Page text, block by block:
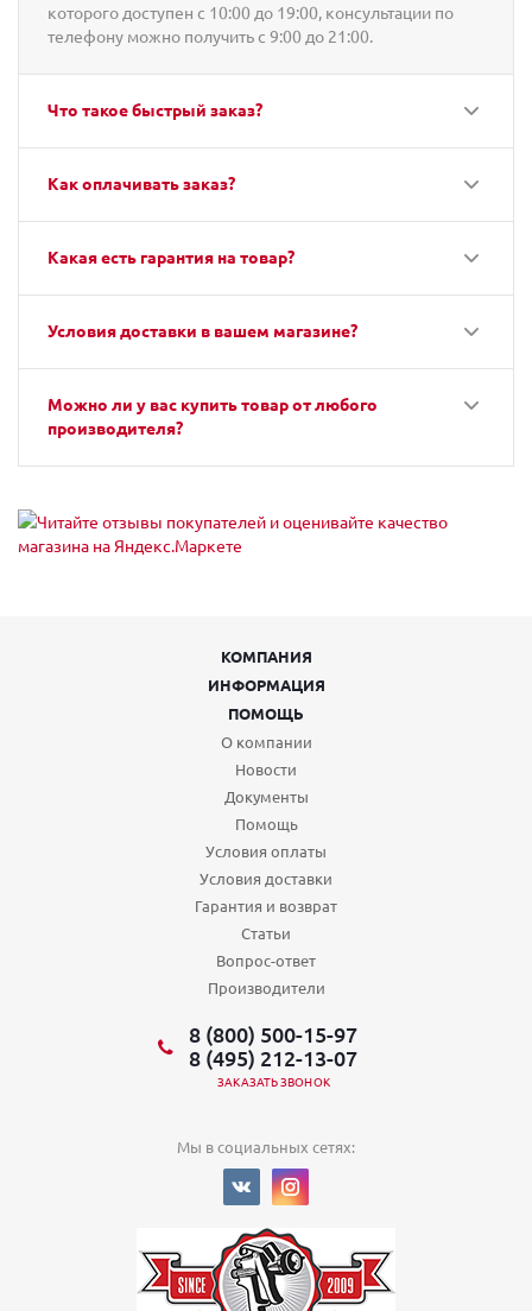
которого доступен с 10:00 до 19:00, консультации по
телефону можно получить с 9:00 до 21:00.
Что такое быстрый заказ?
Как оплачивать заказ?
Какая есть гарантия на товар?
Условия доставки в вашем магазине?
Можно ли у вас купить товар от любого
производителя?
КОМПАНИЯ
ИНФОРМАЦИЯ
ПОМОЩЬ
О компании
Новости
Документы
Помощь
Условия оплаты
Условия доставки
Гарантия и возврат
Статьи
Вопрос-ответ
Производители
8 (800) 500-15-97
8 (495) 212-13-07
ЗАКАЗАТЬ ЗВОНОК
Мы в социальных сетях: